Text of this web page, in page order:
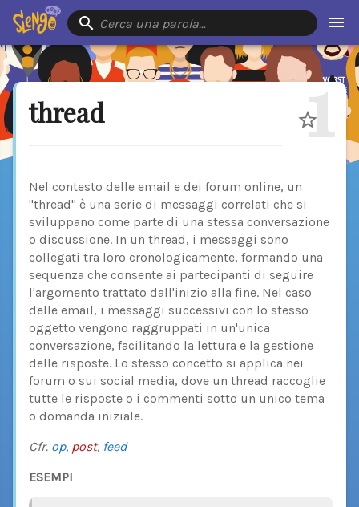
Cerca una parola…
thread 1
Nel contesto delle email e dei forum online, un
"thread" è una serie di messaggi correlati che si
sviluppano come parte di una stessa conversazione
o discussione. In un thread, i messaggi sono
collegati tra loro cronologicamente, formando una
sequenza che consente ai partecipanti di seguire
l'argomento trattato dall'inizio alla fine. Nel caso
delle email, i messaggi successivi con lo stesso
oggetto vengono raggruppati in un'unica
conversazione, facilitando la lettura e la gestione
delle risposte. Lo stesso concetto si applica nei
forum o sui social media, dove un thread raccoglie
tutte le risposte o i commenti sotto un unico tema
o domanda iniziale.
Cfr. op, post, feed
ESEMPI